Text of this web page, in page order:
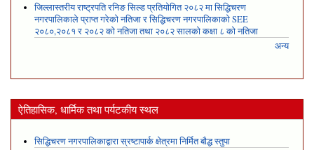
जिल्लास्तरीय राष्ट्रपति रनिङ सिल्ड प्रतियोगित २०८२ मा सिद्धिचरण
नगरपालिकाले प्राप्त गरेकाे नतिजा र सिद्धिचरण नगरपालिकाको SEE
२०८०,२०८१ र २०८२ को नतिजा तथा २०८२ सालको कक्षा ८ को नतिजा
अन्य
ऐतिहासिक, धार्मिक तथा पर्यटकीय स्थल
सिद्धिचरण नगरपालिकाद्वारा स्रष्टापार्क क्षेत्रमा निर्मित बौद्ध स्तुपा